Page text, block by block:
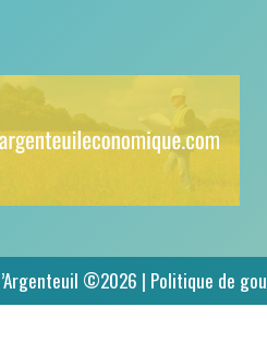
©2026 | Politique de